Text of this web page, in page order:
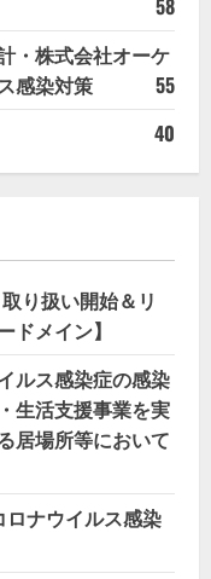
・株式会社オーケ
感染対策
55
40
り扱い開始＆リ
ドメイン】
ルス感染症の感染
生活支援事業を実
居場所等において
ロナウイルス感染